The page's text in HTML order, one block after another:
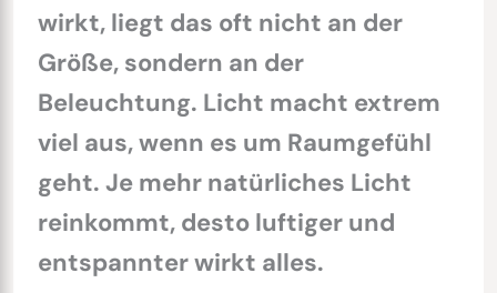
wirkt, liegt das oft nicht an der
Größe, sondern an der
Beleuchtung. Licht macht extrem
viel aus, wenn es um Raumgefühl
geht. Je mehr natürliches Licht
reinkommt, desto luftiger und
entspannter wirkt alles.